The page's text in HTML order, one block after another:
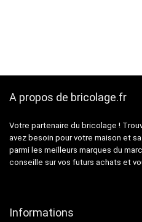
A propos de bricolage.fr
Votre partenaire du bricolage !
avez besoin pour votre maison et
parmi les meilleurs marques du
conseille sur vos futurs achats et
Informations